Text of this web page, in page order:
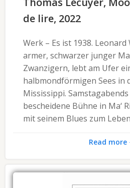
de lire, 2022
Werk – Es ist 1938.
armer, schwarzer junger
Zwanzigern, lebt am Ufer
halbmondförmigen Sees in
Mississippi.
bescheidene Bühne in Ma‘
mit seinem Blues zum
Read more